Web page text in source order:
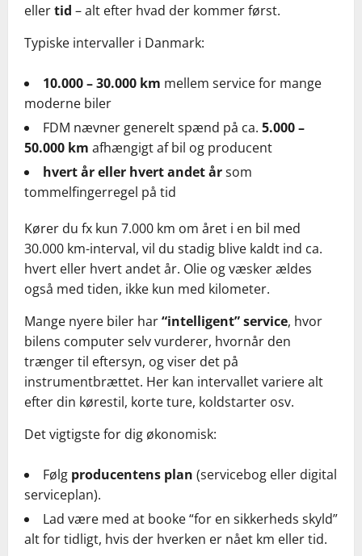
ellertid – alt efter hvad der kommer først.
Typiske intervaller i Danmark:
10.000 – 30.000 km mellem service for mange
moderne biler
FDM nævner generelt spænd på ca. 5.000 –
50.000 km afhængigt af bil og producent
hvert år eller hvert andet årsom
tommelfingerregel på tid
Kører du fx kun 7.000 km om året i en bil med
30.000 km-interval, vil du stadig blive kaldt ind ca.
hvert eller hvert andet år. Olie og væsker ældes
også med tiden, ikke kun med kilometer.
Mange nyere biler har“intelligent” service, hvor
bilens computer selv vurderer, hvornår den
trænger til eftersyn, og viser det på
instrumentbrættet. Her kan intervallet variere alt
efter din kørestil, korte ture, koldstarter osv.
Det vigtigste for dig økonomisk:
Følg producentens plan (servicebog eller digital
serviceplan).
Lad være med at booke “for en sikkerheds skyld”
alt for tidligt, hvis der hverken er nået km eller tid.